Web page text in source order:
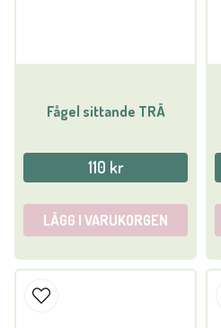
Fågel sittande TRÄ
110 kr
LÄGG I VARUKORGEN